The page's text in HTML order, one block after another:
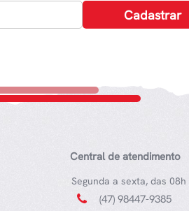
Central de atendimento
Segunda a sexta, das 08h
(47) 98447-9385